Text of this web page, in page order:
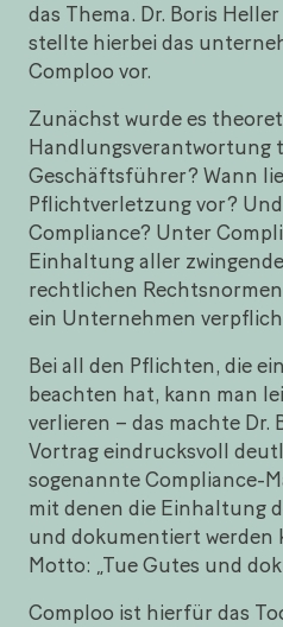
das Thema. Dr. Boris
stellte hierbei das
Comploo vor.
Zunächst wurde es
Handlungsverantwortung
Geschäftsführer? Wann
Pflichtverletzung vor?
Compliance? Unter
Einhaltung aller
rechtlichen
ein Unternehmen
Bei all den Pflichten, die
beachten hat, kann man
verlieren – das machte Dr.
Vortrag eindrucksvoll
sogenannte Compliance-
mit denen die Einhaltung
und dokumentiert werden
Motto: „Tue Gutes und
Comploo ist hierfür das